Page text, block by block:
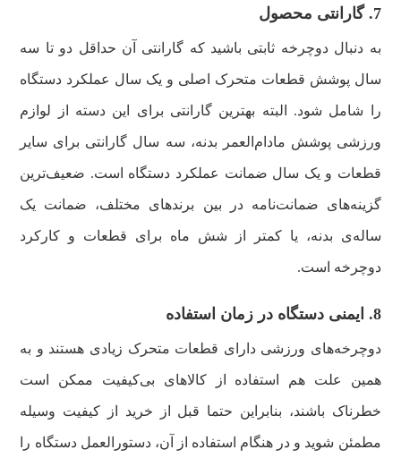
7. گارانتی محصول
به دنبال دوچرخه ثابتی باشید که گارانتی آن حداقل دو تا سه
سال پوشش قطعات متحرک اصلی و یک سال عملکرد دستگاه
را شامل شود. البته بهترین گارانتی برای این دسته از لوازم
ورزشی پوشش مادام‌العمر بدنه، سه سال گارانتی برای سایر
قطعات و یک سال ضمانت عملکرد دستگاه است. ضعیف‌ترین
گزینه‌های ضمانت‌نامه در بین برندهای مختلف، ضمانت یک
ساله‌ی بدنه، یا کمتر از شش ماه برای قطعات و کارکرد
دوچرخه است.
8. ایمنی دستگاه در زمان استفاده
دوچرخه‌های ورزشی دارای قطعات متحرک زیادی هستند و به
همین علت هم استفاده از کالاهای بی‌کیفیت ممکن است
خطرناک باشند، بنابراین حتما قبل از خرید از کیفیت وسیله
مطمئن شوید و در هنگام استفاده از آن، دستورالعمل دستگاه را